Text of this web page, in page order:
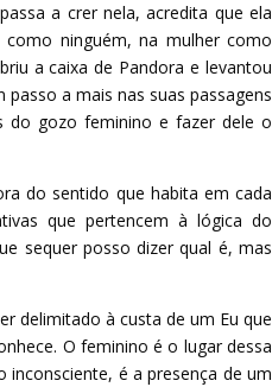
a crer nela, acredita que ela
ninguém, na mulher como
a caixa de Pandora e levantou
passo a mais nas suas passagens
do gozo feminino e fazer dele o
do sentido que habita em cada
que pertencem à lógica do
sequer posso dizer qual é, mas
delimitado à custa de um Eu que
O feminino é o lugar dessa
é a presença de um